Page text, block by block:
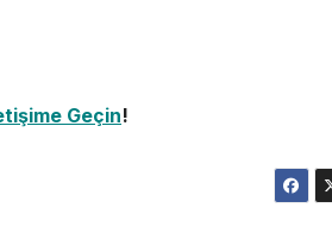
Geçin!